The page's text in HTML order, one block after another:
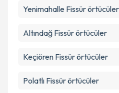
Yenimahalle Fissür örtücüler
Altındağ Fissür örtücüler
Keçiören Fissür örtücüler
Polatlı Fissür örtücüler